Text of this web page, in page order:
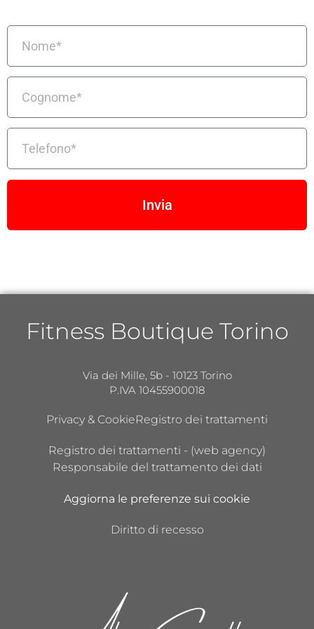
Invia
Fitness Boutique Torino
Via dei Mille, 5b - 10123 Torino
P.IVA 10455900018
Privacy & CookieRegistro dei trattamenti
Registro dei trattamenti - (web agency)
Responsabile del trattamento dei dati
Aggiorna le preferenze sui cookie
Diritto di recesso